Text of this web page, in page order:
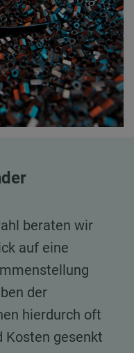
beraten wir
auf eine
der
hierdurch oft
Kosten gesenkt